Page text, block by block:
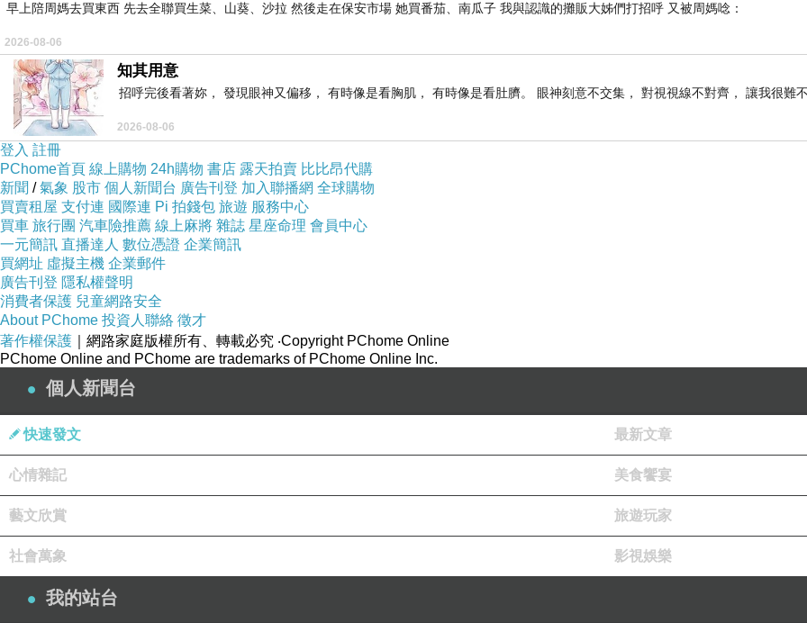
早上陪周媽去買東西 先去全聯買生菜、山葵、沙拉 然後走在保安市場 她買番茄、南瓜子 我與認識的攤販大姊們打招呼 又被周媽唸：
2026-08-06
知其用意
招呼完後看著妳， 發現眼神又偏移， 有時像是看胸肌， 有時像是看肚臍。 眼神刻意不交集， 對視視線不對齊， 讓我很難不
2026-08-06
登入 註冊
PChome首頁 線上購物 24h購物 書店 露天拍賣 比比昂代購
新聞 /氣象 股市 個人新聞台 廣告刊登 加入聯播網 全球購物
買賣租屋 支付連 國際連 Pi 拍錢包 旅遊 服務中心
買車 旅行團 汽車險推薦 線上麻將 雜誌 星座命理 會員中心
一元簡訊 直播達人 數位憑證 企業簡訊
買網址 虛擬主機 企業郵件
廣告刊登 隱私權聲明
消費者保護 兒童網路安全
About PChome 投資人聯絡 徵才
著作權保護 ｜網路家庭版權所有、轉載必究 ‧Copyright PChome Online
PChome Online and PChome are trademarks of PChome Online Inc.
個人新聞台
快速發文 最新文章
心情雜記 美食饗宴
藝文欣賞 旅遊玩家
社會萬象 影視娛樂
我的站台